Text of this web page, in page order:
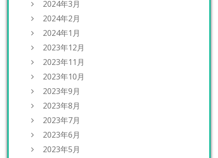
2024年3月
2024年2月
2024年1月
2023年12月
2023年11月
2023年10月
2023年9月
2023年8月
2023年7月
2023年6月
2023年5月